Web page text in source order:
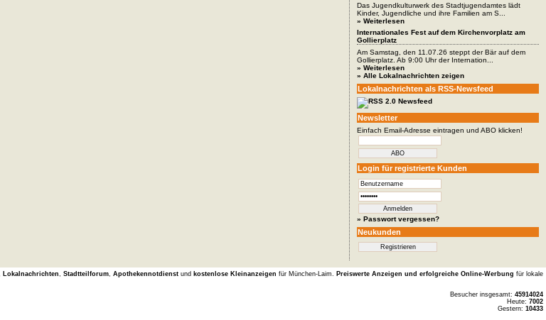
Das Jugendkulturwerk des Stadtjugendamtes lädt
Kinder, Jugendliche und ihre Familien am S...
» Weiterlesen
Internationales Fest auf dem Kirchenvorplatz am
Gollierplatz
Am Samstag, den 11.07.26 steppt der Bär auf dem
Gollierplatz. Ab 9:00 Uhr der Internation...
» Weiterlesen
» Alle Lokalnachrichten zeigen
Lokalnachrichten als RSS-Newsfeed
Newsletter
Einfach Email-Adresse eintragen und ABO klicken!
Login für registrierte Kunden
» Passwort vergessen?
Neukunden
Lokalnachrichten Stadtteilforum, Apothekennotdienstund kostenlose Kleinanzeigen für München-Laim. Preiswerte Anzeigen und erfolgreiche Online-Werbung für lokale
Besucher insgesamt:45914024
Heute:7002
Gestern:10433